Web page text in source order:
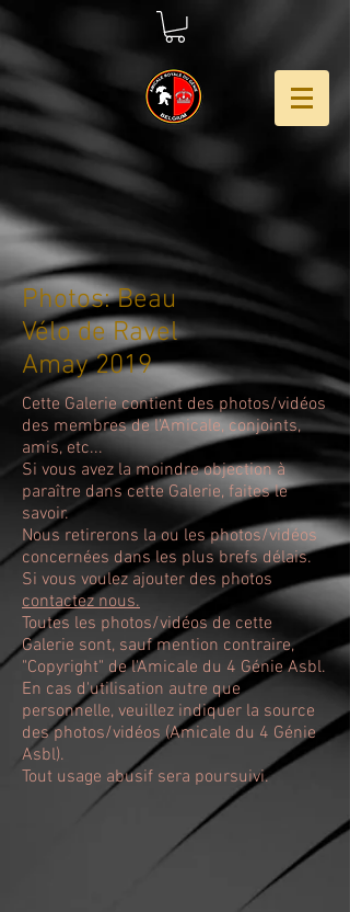
Photos: Beau
Vélo de Ravel
Amay 2019
Cette Galerie contient des photos/vidéos
des membres de l'Amicale, conjoints,
amis, etc...
Si vous avez la moindre objection à
paraître dans cette Galerie, faites le
savoir.
Nous retirerons la ou les photos/vidéos
concernées dans les plus brefs délais.
Si vous voulez ajouter des photos
contactez nous.
Toutes les photos/vidéos de cette
Galerie sont, sauf mention contraire,
"Copyright" de l'Amicale du 4 Génie Asbl.
En cas d'utilisation autre que
personnelle, veuillez indiquer la source
des photos/vidéos (Amicale du 4 Génie
Asbl).
Tout usage abusif sera poursuivi.